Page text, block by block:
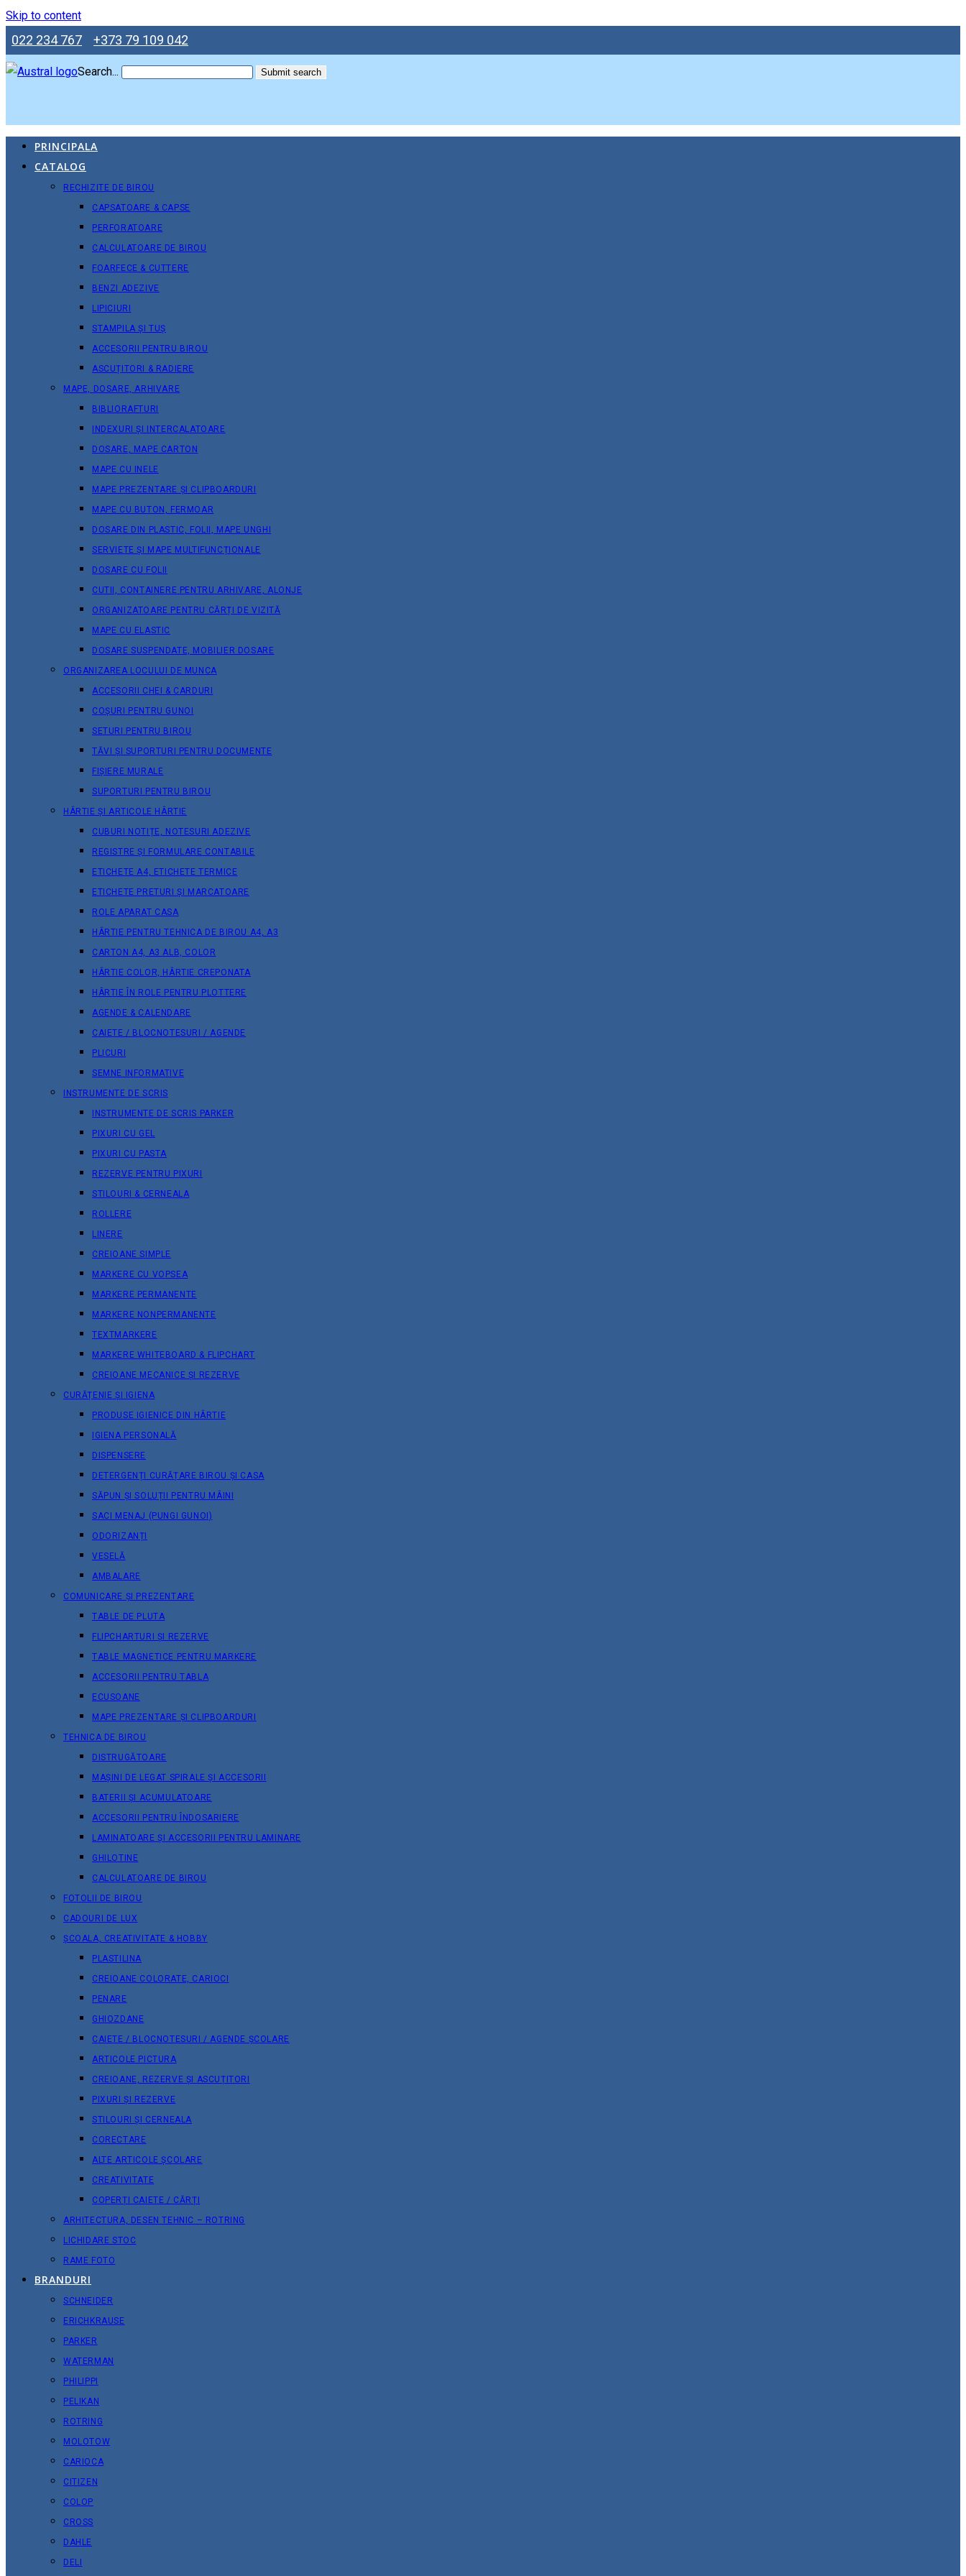
Skip to content
022 234 767 +373 79 109 042
Search... Submit search
PRINCIPALA
CATALOG
RECHIZITE DE BIROU
CAPSATOARE & CAPSE
PERFORATOARE
CALCULATOARE DE BIROU
FOARFECE & CUTTERE
BENZI ADEZIVE
LIPICIURI
STAMPILA ȘI TUȘ
ACCESORII PENTRU BIROU
ASCUȚITORI & RADIERE
MAPE, DOSARE, ARHIVARE
BIBLIORAFTURI
INDEXURI ȘI INTERCALATOARE
DOSARE, MAPE CARTON
MAPE CU INELE
MAPE PREZENTARE ȘI CLIPBOARDURI
MAPE CU BUTON, FERMOAR
DOSARE DIN PLASTIC, FOLII, MAPE UNGHI
SERVIETE ȘI MAPE MULTIFUNCȚIONALE
DOSARE CU FOLII
CUTII, CONTAINERE PENTRU ARHIVARE, ALONJE
ORGANIZATOARE PENTRU CĂRȚI DE VIZITĂ
MAPE CU ELASTIC
DOSARE SUSPENDATE, MOBILIER DOSARE
ORGANIZAREA LOCULUI DE MUNCA
ACCESORII CHEI & СARDURI
COȘURI PENTRU GUNOI
SETURI PENTRU BIROU
TĂVI ȘI SUPORTURI PENTRU DOCUMENTE
FIȘIERE MURALE
SUPORTURI PENTRU BIROU
HÂRTIE ȘI ARTICOLE HÂRTIE
CUBURI NOTIȚE, NOTESURI ADEZIVE
REGISTRE ȘI FORMULARE CONTABILE
ETICHETE A4, ETICHETE TERMICE
ETICHETE PRETURI ȘI MARCATOARE
ROLE APARAT CASA
HÂRTIE PENTRU TEHNICA DE BIROU A4, A3
CARTON A4, A3 ALB, COLOR
HÂRTIE COLOR, HÂRTIE CREPONATA
HÂRTIE ÎN ROLE PENTRU PLOTTERE
AGENDE & CALENDARE
CAIETE / BLOCNOTESURI / AGENDE
PLICURI
SEMNE INFORMATIVE
INSTRUMENTE DE SCRIS
INSTRUMENTE DE SCRIS PARKER
PIXURI CU GEL
PIXURI CU PASTA
REZERVE PENTRU PIXURI
STILOURI & СERNEALA
ROLLERE
LINERE
CREIOANE SIMPLE
MARKERE CU VOPSEA
MARKERE PERMANENTE
MARKERE NONPERMANENTE
TEXTMARKERE
MARKERE WHITEBOARD & FLIPCHART
CREIOANE MECANICE ȘI REZERVE
CURĂȚENIE ȘI IGIENA
PRODUSE IGIENICE DIN HÂRTIE
IGIENA PERSONALĂ
DISPENSERE
DETERGENȚI CURĂȚARE BIROU ȘI CASA
SĂPUN ȘI SOLUȚII PENTRU MÂINI
SACI MENAJ (PUNGI GUNOI)
ODORIZANȚI
VESELĂ
AMBALARE
COMUNICARE ȘI PREZENTARE
TABLE DE PLUTA
FLIPCHARTURI ȘI REZERVE
TABLE MAGNETICE PENTRU MARKERE
ACCESORII PENTRU TABLA
ECUSOANE
MAPE PREZENTARE ȘI CLIPBOARDURI
TEHNICA DE BIROU
DISTRUGĂTOARE
MAȘINI DE LEGAT SPIRALE ȘI ACCESORII
BATERII ȘI ACUMULATOARE
ACCESORII PENTRU ÎNDOSARIERE
LAMINATOARE ȘI ACCESORII PENTRU LAMINARE
GHILOTINE
CALCULATOARE DE BIROU
FOTOLII DE BIROU
CADOURI DE LUX
ȘCOALA, CREATIVITATE & HOBBY
PLASTILINA
CREIOANE COLORATE, CARIOCI
PENARE
GHIOZDANE
CAIETE / BLOCNOTESURI / AGENDE ȘCOLARE
ARTICOLE PICTURA
CREIOANE, REZERVE ȘI ASCUȚITORI
PIXURI ȘI REZERVE
STILOURI ȘI CERNEALA
CORECTARE
ALTE ARTICOLE ȘCOLARE
CREATIVITATE
COPERȚI CAIETE / CĂRȚI
ARHITECTURA, DESEN TEHNIC – ROTRING
LICHIDARE STOC
RAME FOTO
BRANDURI
SCHNEIDER
ERICHKRAUSE
PARKER
WATERMAN
PHILIPPI
PELIKAN
ROTRING
MOLOTOW
CARIOCA
CITIZEN
COLOP
CROSS
DAHLE
DELI